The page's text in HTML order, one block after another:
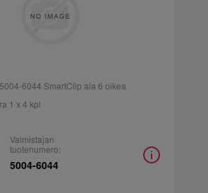
6044 SmartClip ala 6 oikea
1 x 4 kpl
Valmistajan
tuotenumero:
5004-6044